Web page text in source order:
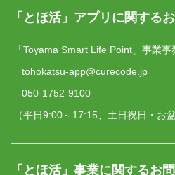
「とほ活」アプリに関する
「Toyama Smart Life Point」事業事
tohokatsu-app@curecode.jp
050-1752-9100
（平日9:00～17:15、土日祝日・お
「とほ活」事業に関するお